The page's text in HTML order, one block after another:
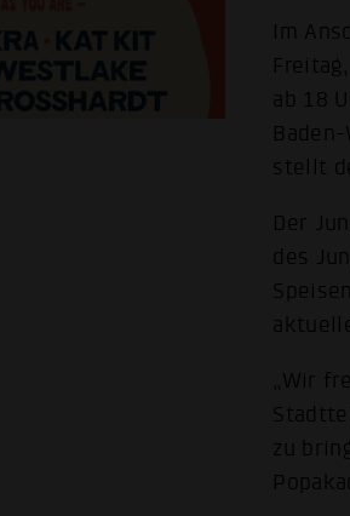
Im
ab 18
stellt
Der
des
„Wir
zu